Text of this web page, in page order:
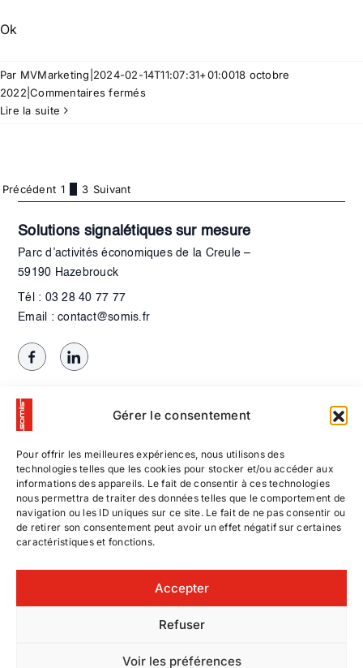
Gérer le consentement
Pour offrir les meilleures expériences, nous utilisons des
technologies telles que les cookies pour stocker et/ou accéder aux
informations des appareils. Le fait de consentir à ces technologies
nous permettra de traiter des données telles que le comportement de
navigation ou les ID uniques sur ce site. Le fait de ne pas consentir ou
de retirer son consentement peut avoir un effet négatif sur certaines
caractéristiques et fonctions.
Accepter
Refuser
Voir les préférences
Ok
Par MVMarketing 2024-02-14T11:07:31+01:0018 octobre
2022 |Commentaires ferméssur
Lire la suite
Précédent 1 3 Suivant
Solutions signalétiques sur mesure
Parc d’activités économiques de la Creule –
59190 Hazebrouck
Tél : 03 28 40 77 77
Email : contact@somis.fr
Contactez-nous
Mentions légales|Entreprise de